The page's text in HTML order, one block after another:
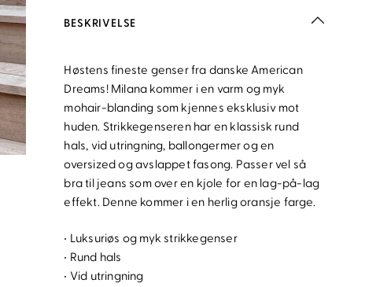
BESKRIVELSE
Høstens fineste genser fra danske American
Dreams! Milana kommer i en varm og myk
mohair-blanding som kjennes eksklusiv mot
huden. Strikkegenseren har en klassisk rund
hals, vid utringning, ballongermer og en
oversized og avslappet fasong. Passer vel så
bra til jeans som over en kjole for en lag-på-lag
effekt. Denne kommer i en herlig oransje farge.
• Luksuriøs og myk strikkegenser
• Rund hals
• Vid utringning